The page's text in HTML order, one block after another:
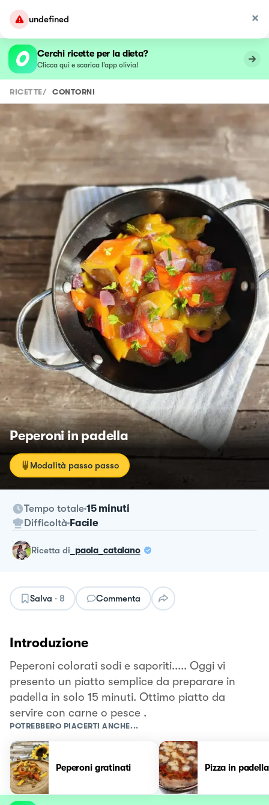
undefined
Cerchi ricette per la dieta?
Clicca qui e scarica l’app olivia!
RICETTE/ CONTORNI
Peperoni in padella
Modalità passo passo
Tempo totale 15 minuti
Difficoltà Facile
ricetta di _paola_catalano
Salva · 8 Commenta
Introduzione
Peperoni colorati sodi e saporiti..... Oggi vi
presento un piatto semplice da preparare in
padella in solo 15 minuti. Ottimo piatto da
servire con carne o pesce .
POTREBBERO PIACERTI ANCHE...
Peperoni gratinati Pizza in padella